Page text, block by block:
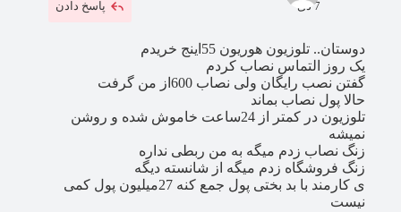
7 دی پاسخ دادن
دوستان.. تلوزیون هوریون 55اینج خریدم
یک روز التماس نصاب کردم
گفتن نصب رایگان ولی نصاب 600از من گرفت
حالا پول نصاب بماند
تلوزیون در کمتر از 24ساعت خاموش شده و روشن
نمیشه
زنگ نصاب زدم میگه به من ربطی نداره
زنگ فروشگاه زدم میگه از شانسته دیگه
ی کارمند با بد بختی پول جمع کنه 27میلیون پول کمی
نیست